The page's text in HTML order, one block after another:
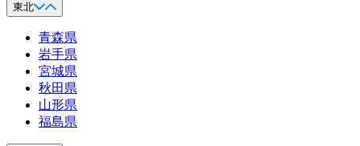
東北
青森県
岩手県
宮城県
秋田県
山形県
福島県